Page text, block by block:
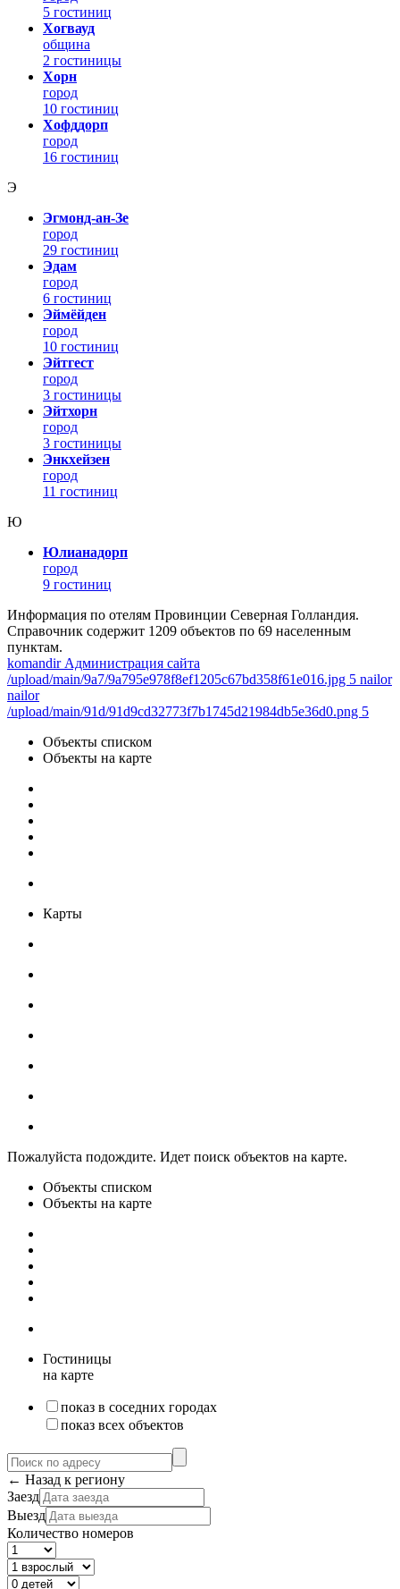
5 гостиниц
Хогвауд
община
2 гостиницы
Хорн
город
10 гостиниц
Хофддорп
город
16 гостиниц
Э
Эгмонд-ан-Зе
город
29 гостиниц
Эдам
город
6 гостиниц
Эймёйден
город
10 гостиниц
Эйтгест
город
3 гостиницы
Эйтхорн
город
3 гостиницы
Энкхейзен
город
11 гостиниц
Ю
Юлианадорп
город
9 гостиниц
Информация по отелям Провинции Северная Голландия.
Справочник содержит 1209 объектов по 69 населенным
пунктам.
komandir Администрация сайта
/upload/main/9a7/9a795e978f8ef1205c67bd358f61e016.jpg 5 nailor
nailor
/upload/main/91d/91d9cd32773f7b1745d21984db5e36d0.png 5
Объекты списком
Объекты на карте
Карты
Пожалуйста подождите. Идет поиск объектов на карте.
Объекты списком
Объекты на карте
Гостиницы
на карте
показ в соседних городах
показ всех объектов
← Назад к региону
Заезд
Выезд
Количество номеров